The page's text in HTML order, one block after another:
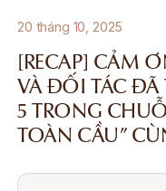
20 tháng 10, 2025
[RECAP] CẢM
VÀ ĐỐI TÁC ĐÃ
5 TRONG
TOÀN CẦU”